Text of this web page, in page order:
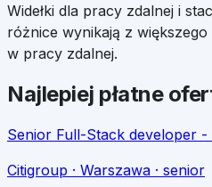
Widełki dla pracy zdalnej i
różnice wynikają z
w pracy zdalnej.
Najlepiej płatne
Senior Full-Stack developer
Citigroup · Warszawa · senior